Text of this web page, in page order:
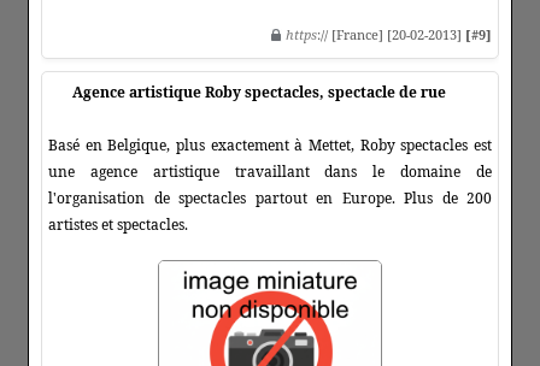
https:// [France] [20-02-2013] [#9]
Agence artistique Roby spectacles, spectacle de rue
Basé en Belgique, plus exactement à Mettet, Roby spectacles est
une agence artistique travaillant dans le domaine de
l'organisation de spectacles partout en Europe. Plus de 200
artistes et spectacles.